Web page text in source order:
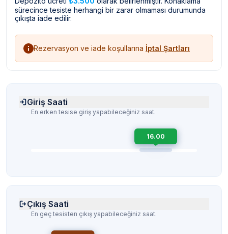
sürecince tesiste herhangi bir zarar olmaması durumunda
çıkışta iade edilir.
Rezervasyon ve iade koşullarına İptal Şartları
Giriş Saati
En erken tesise giriş yapabileceğiniz saat.
16.00
Çıkış Saati
En geç tesisten çıkış yapabileceğiniz saat.